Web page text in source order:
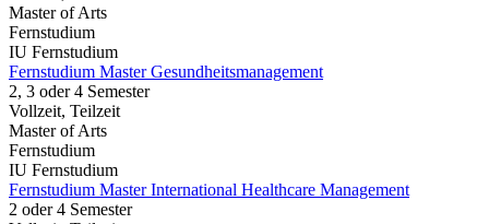
Master of Arts
Fernstudium
IU Fernstudium
Fernstudium Master Gesundheitsmanagement
2, 3 oder 4 Semester
Vollzeit, Teilzeit
Master of Arts
Fernstudium
IU Fernstudium
Fernstudium Master International Healthcare Management
2 oder 4 Semester